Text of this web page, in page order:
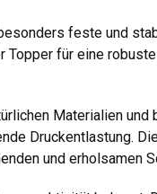
feste und
Topper für eine
Materialien und
Druckentlastung.
und erholsamen